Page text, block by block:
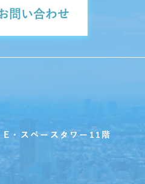
問い合わせ
・スペースタワー11階